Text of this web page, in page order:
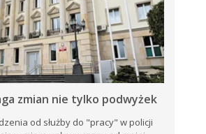
zmian nie tylko podwyżek
od służby do "pracy" w policji